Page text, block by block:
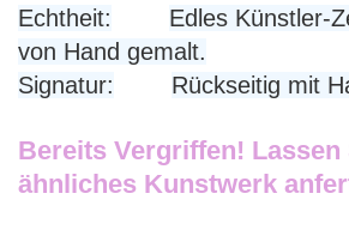
Echtheit:
Edles Künstler-
von Hand gemalt.
Signatur:
Rückseitig mit
Bereits Vergriffen! Lassen
ähnliches Kunstwerk